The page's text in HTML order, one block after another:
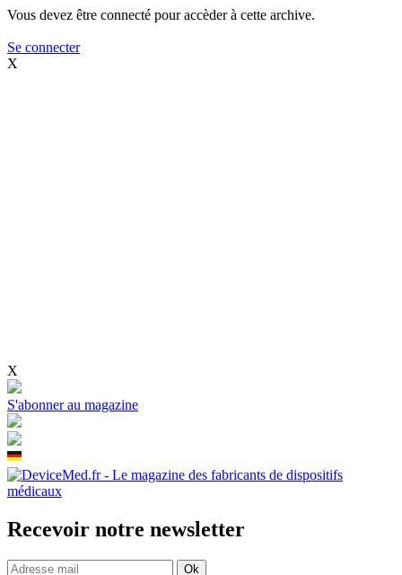
Vous devez être connecté pour accèder à cette archive.
Se connecter
X
X
S'abonner au magazine
Recevoir notre newsletter